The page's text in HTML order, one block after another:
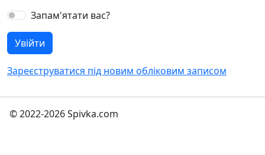
Запам'ятати вас?
Зареєструватися під новим обліковим записом
© 2022-2026 Spivka.com